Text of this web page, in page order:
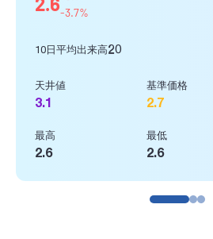
-3.7%
10日平均出来高20
天井値
3.1
最高
2.6
基準価格
2.7
最低
2.6